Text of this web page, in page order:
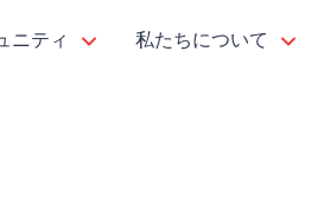
ニティ 私たちについて